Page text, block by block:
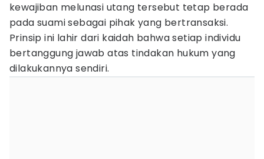
kewajiban melunasi utang tersebut tetap berada
pada suami sebagai pihak yang bertransaksi.
Prinsip ini lahir dari kaidah bahwa setiap individu
bertanggung jawab atas tindakan hukum yang
dilakukannya sendiri.